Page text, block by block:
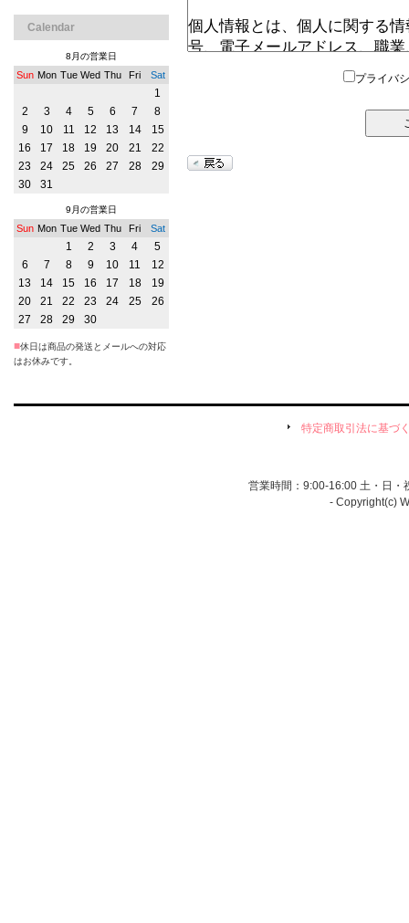
プライバ
Calendar
8月の営業日
Sun Mon Tue Wed Thu Fri Sat
1
2
3 4 5 6 7
8
9
10 11 12 13 14
15
16
17 18 19 20 21
22
23
24 25 26 27 28
29
30
31
9月の営業日
Sun Mon Tue Wed Thu Fri Sat
1 2 3 4
5
6
7 8 9 10 11
12
13
14 15 16 17 18
19
20
21 22 23 24 25
26
27
28 29 30
■休日は商品の発送とメールへの対応
はお休みです。
特定商取引法に基づ
営業時間：9:00-16:00 土・日・
- Copyright(c)